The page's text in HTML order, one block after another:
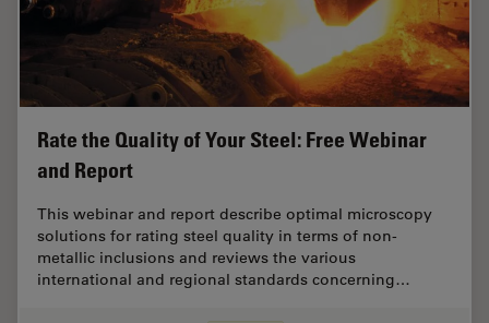
Rate the Quality of Your Steel: Free Webinar
and Report
This webinar and report describe optimal microscopy
solutions for rating steel quality in terms of non-
metallic inclusions and reviews the various
international and regional standards concerning…